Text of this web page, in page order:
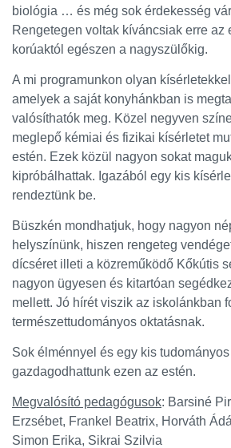
biológia … és még sok érdekesség
Rengetegen voltak kíváncsiak erre az
korúaktól egészen a nagyszülőkig.
A mi programunkon olyan
amelyek a saját konyhánkban is
valósíthatók meg. Közel negyven
meglepő kémiai és fizikai kísérletet
estén. Ezek közül nagyon sokat
kipróbálhattak. Igazából egy kis
rendeztünk be.
Büszkén mondhatjuk, hogy nagyon
helyszínünk, hiszen rengeteg
dícséret illeti a közreműködő Kőkútis
nagyon ügyesen és kitartóan
mellett. Jó hírét viszik az iskolánkban
természettudományos oktatásnak.
Sok élménnyel és egy kis
gazdagodhattunk ezen az estén.
Megvalósító pedagógusok: Barsiné
Erzsébet, Frankel Beatrix, Horváth
Simon Erika, Sikrai Szilvia